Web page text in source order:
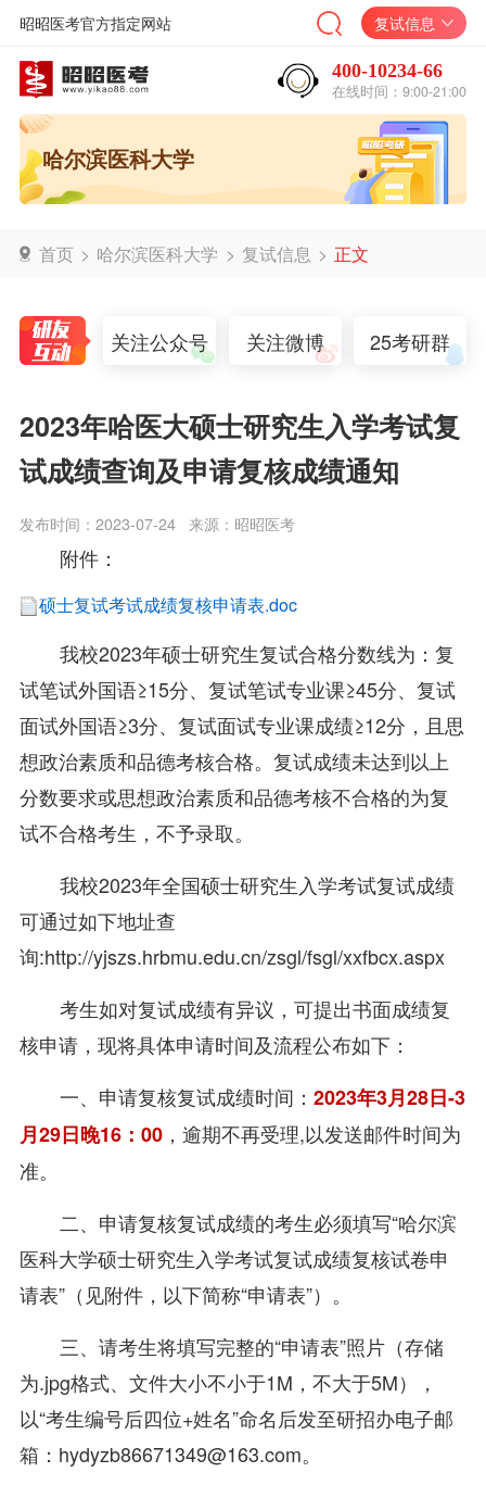
昭昭医考官方指定网站 复试信息
400-10234-66
在线时间：9:00-21:00
哈尔滨医科大学
首页 > 哈尔滨医科大学 > 复试信息 > 正文
关注公众号 关注微博 25考研群
2023年哈医大硕士研究生入学考试复
试成绩查询及申请复核成绩通知
发布时间：2023-07-24 来源：昭昭医考
附件：
硕士复试考试成绩复核申请表.doc
我校2023年硕士研究生复试合格分数线为：复
试笔试外国语≥15分、复试笔试专业课≥45分、复试
面试外国语≥3分、复试面试专业课成绩≥12分，且思
想政治素质和品德考核合格。复试成绩未达到以上
分数要求或思想政治素质和品德考核不合格的为复
试不合格考生，不予录取。
我校2023年全国硕士研究生入学考试复试成绩
可通过如下地址查
询:http://yjszs.hrbmu.edu.cn/zsgl/fsgl/xxfbcx.aspx
考生如对复试成绩有异议，可提出书面成绩复
核申请，现将具体申请时间及流程公布如下：
一、申请复核复试成绩时间： 2023年3月28日-3
月29日晚16：00，逾期不再受理,以发送邮件时间为
准。
二、申请复核复试成绩的考生必须填写“哈尔滨
医科大学硕士研究生入学考试复试成绩复核试卷申
请表”（见附件，以下简称“申请表”）。
三、请考生将填写完整的“申请表”照片（存储
为.jpg格式、文件大小不小于1M，不大于5M），
以“考生编号后四位+姓名”命名后发至研招办电子邮
箱：hydyzb86671349@163.com。